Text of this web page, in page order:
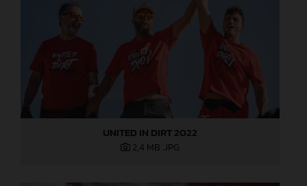
UNITED IN DIRT 2022
2,4 MB .JPG